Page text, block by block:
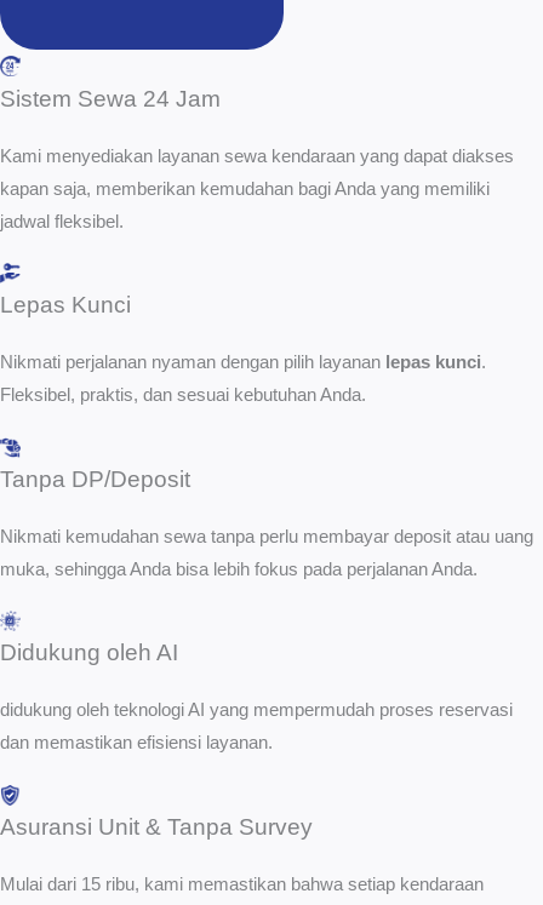
Sistem Sewa 24 Jam
Kami menyediakan layanan sewa kendaraan yang dapat diakses
kapan saja, memberikan kemudahan bagi Anda yang memiliki
jadwal fleksibel.
Lepas Kunci
Nikmati perjalanan nyaman dengan pilih layanan lepas kunci.
Fleksibel, praktis, dan sesuai kebutuhan Anda.
Tanpa DP/Deposit
Nikmati kemudahan sewa tanpa perlu membayar deposit atau uang
muka, sehingga Anda bisa lebih fokus pada perjalanan Anda.
Didukung oleh AI
didukung oleh teknologi AI yang mempermudah proses reservasi
dan memastikan efisiensi layanan.
Asuransi Unit & Tanpa Survey
Mulai dari 15 ribu, kami memastikan bahwa setiap kendaraan